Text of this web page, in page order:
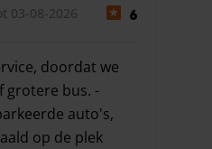
03-08-2026 6
doordat we
grotere bus. -
auto's,
op de plek